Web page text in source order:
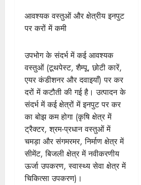
आवश्यक वस्तुओं और क्षेत्रीय इनपुट
पर करों में कमी
उपभोग के संदर्भ में कई आवश्यक
वस्तुओं (टूथपेस्ट, शैम्पू, छोटी कारें,
एयर कंडीशनर और दवाइयाँ) पर कर
दरों में कटौती की गई है। उत्पादन के
संदर्भ में कई क्षेत्रों में इनपुट पर कर
का बोझ कम होगा (कृषि क्षेत्र में
ट्रैक्टर, श्रम-प्रधान वस्तुओं में
चमड़ा और संगमरमर, निर्माण क्षेत्र में
सीमेंट, बिजली क्षेत्र में नवीकरणीय
ऊर्जा उपकरण, स्वास्थ्य सेवा क्षेत्र में
चिकित्सा उपकरण)।